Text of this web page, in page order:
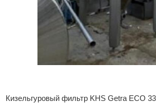
Кизельгуровый фильтр KHS Getra ECO